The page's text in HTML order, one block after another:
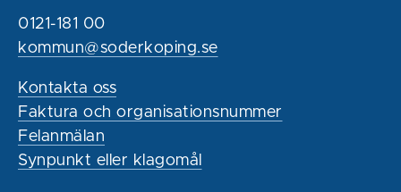
0121-181 00
kommun@soderkoping.se
Kontakta oss
Faktura och organisationsnummer
Felanmälan
Synpunkt eller klagomål